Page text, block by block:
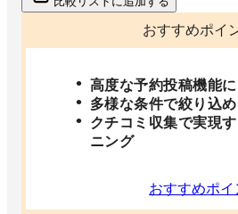
おすすめポイ
高度な予約投稿機能
多様な条件で絞り込
クチコミ収集で実現
ニング
おすすめポ